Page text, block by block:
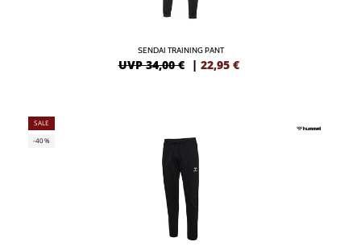
SENDAI TRAINING PANT
UVP 34,00 € | 22,95 €
SALE
-40%